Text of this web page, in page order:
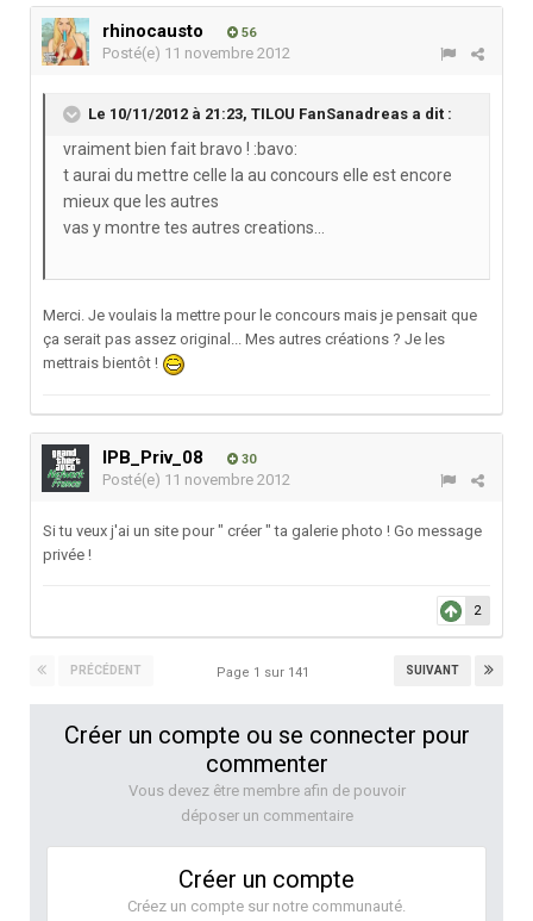
rhinocausto 56
Posté(e) 11 novembre 2012
Le 10/11/2012 à 21:23, TILOU FanSanadreas a dit :
vraiment bien fait bravo ! :bavo:
t aurai du mettre celle la au concours elle est encore
mieux que les autres
vas y montre tes autres creations...
Merci. Je voulais la mettre pour le concours mais je pensait que
ça serait pas assez original... Mes autres créations ? Je les
mettrais bientôt !
IPB_Priv_08 30
Posté(e) 11 novembre 2012
Si tu veux j'ai un site pour " créer " ta galerie photo ! Go message
privée !
2
PRÉCÉDENT SUIVANT
Page 1 sur 141
Créer un compte ou se connecter pour
commenter
Vous devez être membre afin de pouvoir
déposer un commentaire
Créer un compte
Créez un compte sur notre communauté.